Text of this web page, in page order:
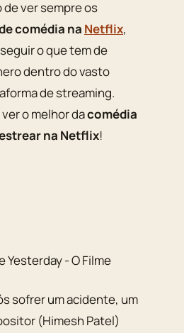
de ver sempre os
comédia na Netflix,
o que tem de
dentro do vasto
de streaming.
o melhor dacomédia
na Netflix!
sofrer um acidente, um
(Himesh Patel)